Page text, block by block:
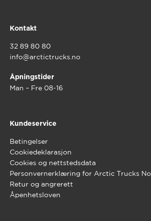
Kontakt
32 89 80 80
info@arctictrucks.no
Åpningstider
Man – Fre 08-16
Kundeservice
Betingelser
Cookiedeklarasjon
Cookies og nettstedsdata
Personvernerklæring for Arctic Trucks
Retur og angrerett
Åpenhetsloven